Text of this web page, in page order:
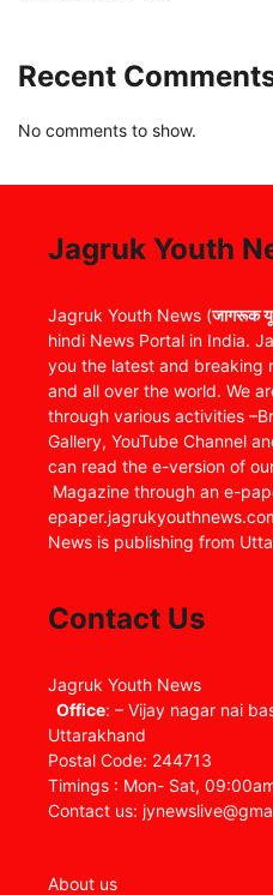
Recent
No comments to show.
Jagruk Youth
Jagruk Youth News (जागरूक
hindi News Portal in India.
you the latest and breaking
and all over the world. We
through various activities
Gallery, YouTube Channel
can read the e-version of
Magazine through an e-
News is publishing from
Contact Us
Jagruk Youth News
Office: – Vijay nagar nai
Uttarakhand
Postal Code: 244713
Timings : Mon- Sat,
Contact us:
About us